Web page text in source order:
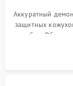
Аккуратный
защитных
трубок.
плате, блоку